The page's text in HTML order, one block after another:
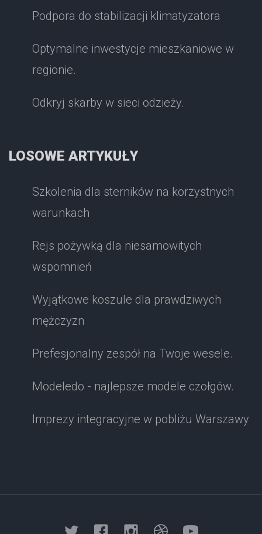
Podpora do stabilizacji klimatyzatora
Optymalne inwestycje mieszkaniowe w
regionie.
Odkryj skarby w sieci odzieży.
LOSOWE ARTYKUŁY
Szkolenia dla sterników na korzystnych
warunkach
Rejs pożywką dla niesamowitych
wspomnień
Wyjątkowe koszule dla prawdziwych
mężczyzn
Prefesjonalny zespół na Twoje wesele.
Modeledo - najlepsze modele czołgów.
Imprezy integracyjne w pobliżu Warszawy